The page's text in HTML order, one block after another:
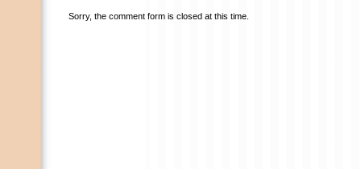
Sorry, the comment form is closed at this time.